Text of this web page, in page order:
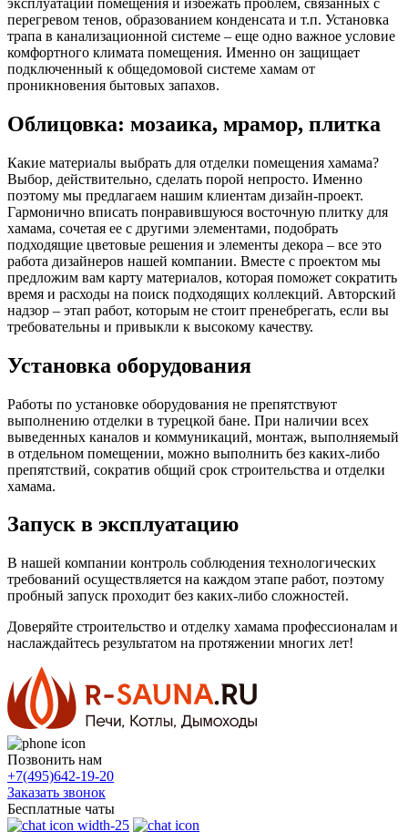
перегревом тенов, образованием конденсата и т.п. Установка
трапа в канализационной системе – еще одно важное условие
комфортного климата помещения. Именно он защищает
подключенный к общедомовой системе хамам от
проникновения бытовых запахов.
Облицовка: мозаика, мрамор, плитка
Какие материалы выбрать для отделки помещения хамама?
Выбор, действительно, сделать порой непросто. Именно
поэтому мы предлагаем нашим клиентам дизайн-проект.
Гармонично вписать понравившуюся восточную плитку для
хамама, сочетая ее с другими элементами, подобрать
подходящие цветовые решения и элементы декора – все это
работа дизайнеров нашей компании. Вместе с проектом мы
предложим вам карту материалов, которая поможет сократить
время и расходы на поиск подходящих коллекций. Авторский
надзор – этап работ, которым не стоит пренебрегать, если вы
требовательны и привыкли к высокому качеству.
Установка оборудования
Работы по установке оборудования не препятствуют
выполнению отделки в турецкой бане. При наличии всех
выведенных каналов и коммуникаций, монтаж, выполняемый
в отдельном помещении, можно выполнить без каких-либо
препятствий, сократив общий срок строительства и отделки
хамама.
Запуск в эксплуатацию
В нашей компании контроль соблюдения технологических
требований осуществляется на каждом этапе работ, поэтому
пробный запуск проходит без каких-либо сложностей.
Доверяйте строительство и отделку хамама профессионалам и
наслаждайтесь результатом на протяжении многих лет!
Позвонить нам
+7(495)642-19-20
Заказать звонок
Бесплатные чаты